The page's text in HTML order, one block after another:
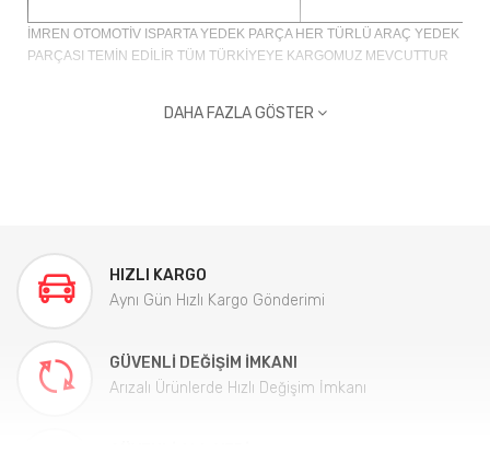
İMREN OTOMOTİV ISPARTA YEDEK PARÇA HER TÜRLÜ ARAÇ YEDEK
PARÇASI TEMİN EDİLİR TÜM TÜRKİYEYE KARGOMUZ MEVCUTTUR
DAHA FAZLA GÖSTER
HIZLI KARGO
Aynı Gün Hızlı Kargo Gönderimi
GÜVENLI DEĞIŞIM İMKANI
Arızalı Ürünlerde Hızlı Değişim İmkanı